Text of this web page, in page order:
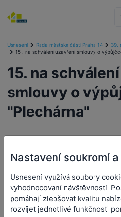
Usnesení Rada městské části Praha 14
39.
15 . na schválení uzavření smlouvy o
15. na
smlouvy o
"Plechárna"
15. na schválení
smlouvy o
"Plechárna"
Nastavení soukromí
Usnesení využívá soubory
vyhodnocování návštěvnosti.
pomáhají zlepšovat kvalitu
rozvíjet jednotlivé funkčnosti